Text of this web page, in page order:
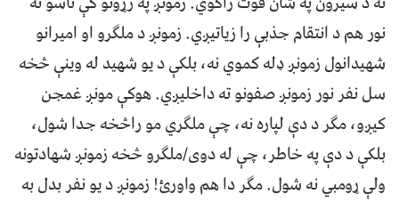
نور هم د انتقام جذبې را زیاتیږي. زمونږ د ملګرو او امیرانو
شهیدانول زمونږ ډله کموي نه، بلکې د یو شهید له وینې څخه
سل نفر نور زمونږ صفونو ته داخلیږي. هوکې مونږ غمجن
کیږو، مګر د دې لپاره نه، چې ملګري مو راڅخه جدا شول،
بلکې د دې په خاطر، چې له دوی/ملګرو څخه زمونږ شهادتونه
ولې ړومبي نه شول. مګر دا هم واورئ! زمونږ د یو نفر بدل به